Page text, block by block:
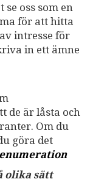
oss som en
för att hitta
intresse för
in ett ämne
de är låsta och
Om du
göra det
olika sätt